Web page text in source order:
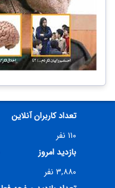
تعداد کاربران آنلاین
۱۱۰ نفر
بازدید امروز
۳,۸۸۰ نفر